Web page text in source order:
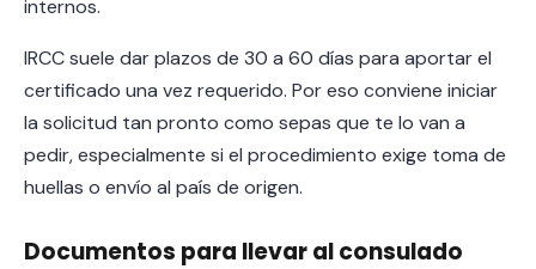
internos.
IRCC suele dar plazos de 30 a 60 días para aportar el
certificado una vez requerido. Por eso conviene iniciar
la solicitud tan pronto como sepas que te lo van a
pedir, especialmente si el procedimiento exige toma de
huellas o envío al país de origen.
Documentos para llevar al consulado